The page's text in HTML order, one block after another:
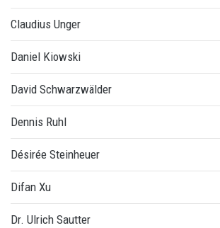
Claudius Unger
Daniel Kiowski
David Schwarzwälder
Dennis Ruhl
Désirée Steinheuer
Difan Xu
Dr. Ulrich Sautter